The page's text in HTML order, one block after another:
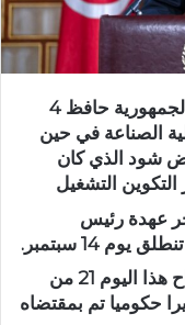
في التحوير الموسع الذي اجراه رئيس الجمهورية حافظ 4
الصناعة في حين
شود الذي كان
التشغيل
عهدة رئيس
14 سبتمبر.
وللإشارة فقد قرر رئيس الجمهورية صباح هذا اليوم 21 من
/ 25 اوت 2024، تحويرا حكوميا تم بمقتضاه